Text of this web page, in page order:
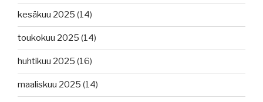
kesäkuu 2025 (14)
toukokuu 2025 (14)
huhtikuu 2025 (16)
maaliskuu 2025 (14)